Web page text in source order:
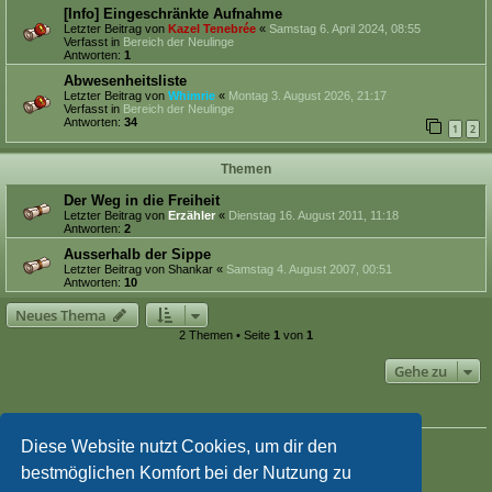
Diese Website nutzt Cookies, um dir den
bestmöglichen Komfort bei der Nutzung zu
[Info] Eingeschränkte Aufnahme
Letzter Beitrag von Kazel Tenebrée « Samstag 6. April 2024, 08:55
Verfasst in Bereich der Neulinge
Antworten: 1
Abwesenheitsliste
Letzter Beitrag von Whimrie « Montag 3. August 2026, 21:17
Verfasst in Bereich der Neulinge
Antworten: 34 1 2
Themen
Der Weg in die Freiheit
Letzter Beitrag von Erzähler « Dienstag 16. August 2011, 11:18
Antworten: 2
Ausserhalb der Sippe
Letzter Beitrag von Shankar « Samstag 4. August 2007, 00:51
Antworten: 10
Neues Thema
2 Themen • Seite 1 von 1
Gehe zu
Du darfst
keine neuen Themen in diesem Forum erstellen.
Du darfstkeine Antworten zu Themen in diesem Forum erstellen.
Du darfst deine Beiträge in diesem Forum nicht ändern.
Du darfst deine Beiträge in diesem Forum